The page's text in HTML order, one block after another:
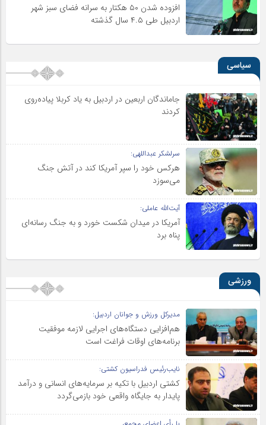
افزوده شدن ۵۰ هکتار به سرانه فضای سبز شهر
اردبیل طی ۴.۵ سال گذشته
سیاسی
جاماندگان اربعین در اردبیل به یاد کربلا پیاده‌روی
کردند
سرلشکر عبداللهی:
هرکس خود را سپر آمریکا کند در آتش جنگ
می‌سوزد
آیت‌الله عاملی:
آمریکا در میدان شکست خورد و به جنگ رسانه‌ای
پناه برد
ورزشی
مدیرکل ورزش و جوانان اردبیل:
هم‌افزایی دستگاه‌های اجرایی لازمه موفقیت
برنامه‌های اوقات فراغت است
نایب‌رئیس فدراسیون کشتی:
کشتی اردبیل با تکیه بر سرمایه‌های انسانی و درآمد
پایدار به جایگاه واقعی خود بازمی‌گردد